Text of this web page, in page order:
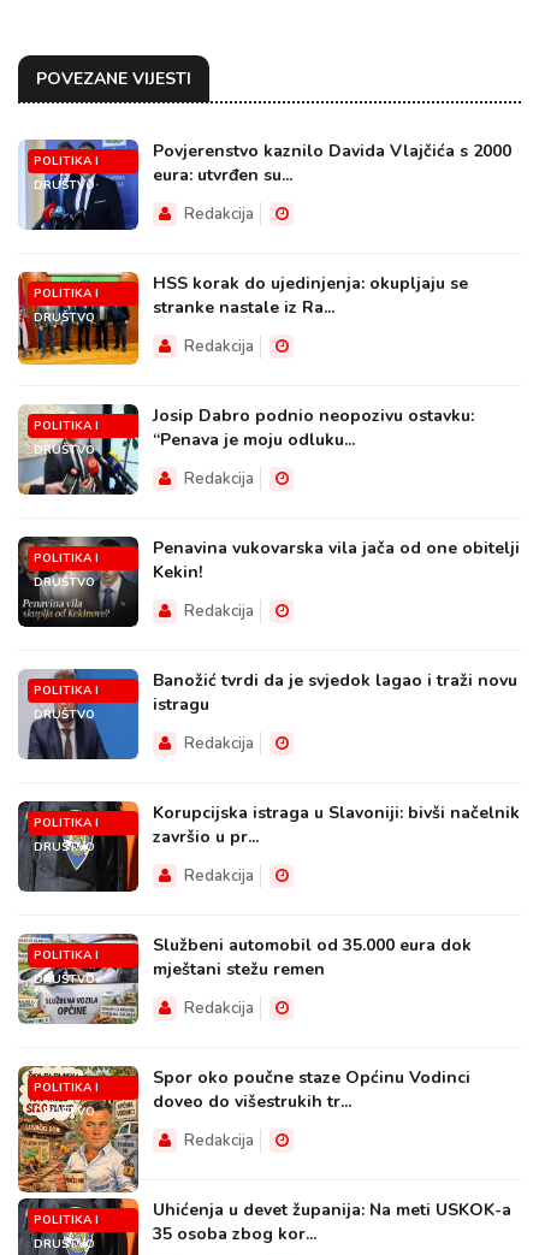
POVEZANE VIJESTI
POLITIKA I
DRUŠTVO
Povjerenstvo kaznilo Davida Vlajčića s 2000
eura: utvrđen su...
Redakcija
POLITIKA I
DRUŠTVO
HSS korak do ujedinjenja: okupljaju se
stranke nastale iz Ra...
Redakcija
POLITIKA I
DRUŠTVO
Josip Dabro podnio neopozivu ostavku:
“Penava je moju odluku...
Redakcija
POLITIKA I
DRUŠTVO
Penavina vukovarska vila jača od one obitelji
Kekin!
Redakcija
POLITIKA I
DRUŠTVO
Banožić tvrdi da je svjedok lagao i traži novu
istragu
Redakcija
POLITIKA I
DRUŠTVO
Korupcijska istraga u Slavoniji: bivši načelnik
završio u pr...
Redakcija
POLITIKA I
DRUŠTVO
Službeni automobil od 35.000 eura dok
mještani stežu remen
Redakcija
POLITIKA I
DRUŠTVO
Spor oko poučne staze Općinu Vodinci
doveo do višestrukih tr...
Redakcija
POLITIKA I
DRUŠTVO
Uhićenja u devet županija: Na meti USKOK-a
35 osoba zbog kor...